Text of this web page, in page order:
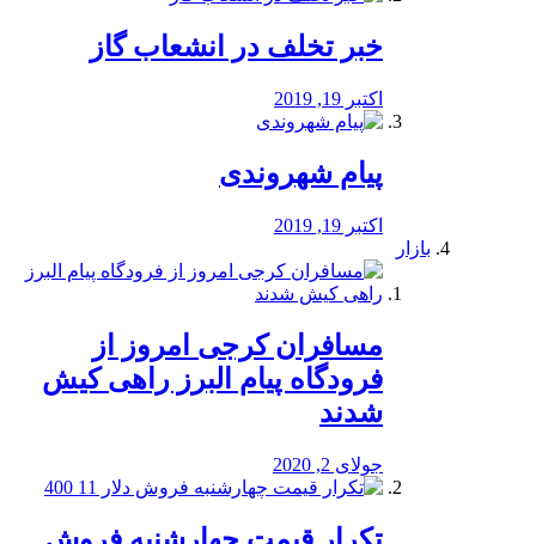
خبر تخلف در انشعاب گاز
اکتبر 19, 2019
پیام شهروندی
اکتبر 19, 2019
بازار
مسافران کرجی امروز از
فرودگاه پیام البرز راهی کیش
شدند
جولای 2, 2020